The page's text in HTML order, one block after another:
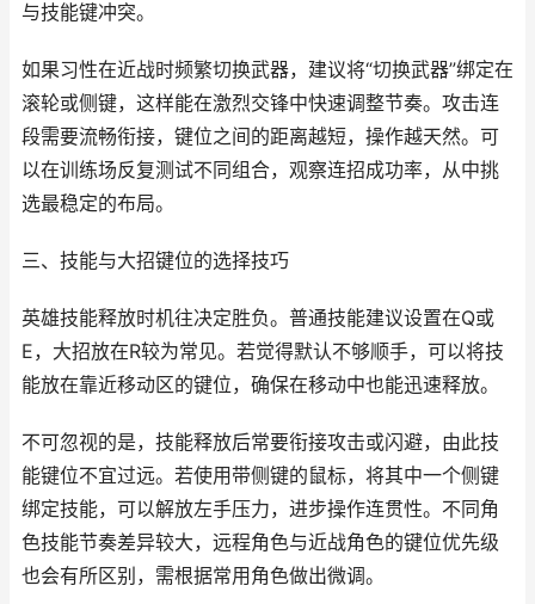
与技能键冲突。
如果习性在近战时频繁切换武器，建议将“切换武器”绑定在
滚轮或侧键，这样能在激烈交锋中快速调整节奏。攻击连
段需要流畅衔接，键位之间的距离越短，操作越天然。可
以在训练场反复测试不同组合，观察连招成功率，从中挑
选最稳定的布局。
三、技能与大招键位的选择技巧
英雄技能释放时机往决定胜负。普通技能建议设置在Q或
E，大招放在R较为常见。若觉得默认不够顺手，可以将技
能放在靠近移动区的键位，确保在移动中也能迅速释放。
不可忽视的是，技能释放后常要衔接攻击或闪避，由此技
能键位不宜过远。若使用带侧键的鼠标，将其中一个侧键
绑定技能，可以解放左手压力，进步操作连贯性。不同角
色技能节奏差异较大，远程角色与近战角色的键位优先级
也会有所区别，需根据常用角色做出微调。